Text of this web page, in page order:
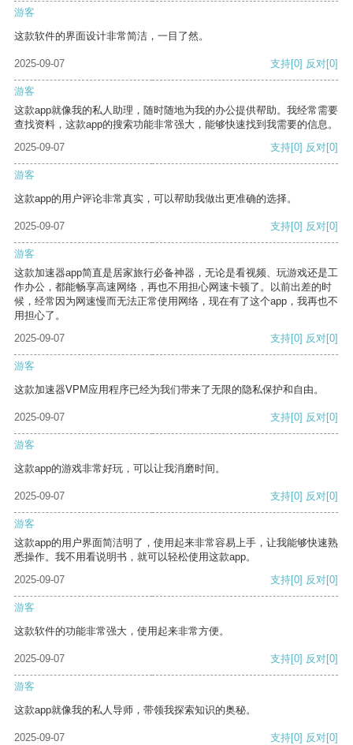
游客
这款软件的界面设计非常简洁，一目了然。
2025-09-07 支持[0] 反对[0]
游客
这款app就像我的私人助理，随时随地为我的办公提供帮助。我经常需要
查找资料，这款app的搜索功能非常强大，能够快速找到我需要的信息。
2025-09-07
支持[0] 反对[0]
游客
这款app的用户评论非常真实，可以帮助我做出更准确的选择。
2025-09-07 支持[0] 反对[0]
游客
这款加速器app简直是居家旅行必备神器，无论是看视频、玩游戏还是工
作办公，都能畅享高速网络，再也不用担心网速卡顿了。以前出差的时
候，经常因为网速慢而无法正常使用网络，现在有了这个app，我再也不
用担心了。
2025-09-07
支持[0] 反对[0]
游客
这款加速器VPM应用程序已经为我们带来了无限的隐私保护和自由。
2025-09-07 支持[0] 反对[0]
游客
这款app的游戏非常好玩，可以让我消磨时间。
2025-09-07 支持[0] 反对[0]
游客
这款app的用户界面简洁明了，使用起来非常容易上手，让我能够快速熟
悉操作。我不用看说明书，就可以轻松使用这款app。
2025-09-07
支持[0] 反对[0]
游客
这款软件的功能非常强大，使用起来非常方便。
2025-09-07 支持[0] 反对[0]
游客
这款app就像我的私人导师，带领我探索知识的奥秘。
2025-09-07 支持[0] 反对[0]